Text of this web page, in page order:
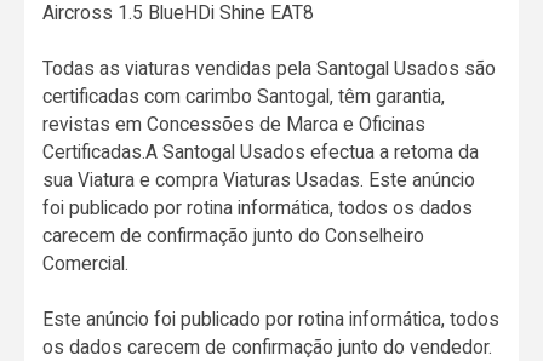
Aircross 1.5 BlueHDi Shine EAT8
Todas as viaturas vendidas pela Santogal Usados são
certificadas com carimbo Santogal, têm garantia,
revistas em Concessões de Marca e Oficinas
Certificadas.A Santogal Usados efectua a retoma da
sua Viatura e compra Viaturas Usadas. Este anúncio
foi publicado por rotina informática, todos os dados
carecem de confirmação junto do Conselheiro
Comercial.
Este anúncio foi publicado por rotina informática, todos
os dados carecem de confirmação junto do vendedor.